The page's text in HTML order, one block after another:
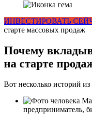
ИНВЕСТИРОВАТЬ
старте массовых продаж
Почему
на старте
Вот несколько историй
предприниматель,